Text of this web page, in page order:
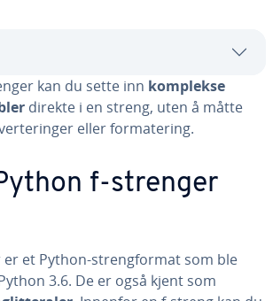
kan du sette inn komplekse
direkte i en streng, uten å måtte
eller formatering.
f-strenger
et Python-strengformat som ble
3.6. De er også kjent som